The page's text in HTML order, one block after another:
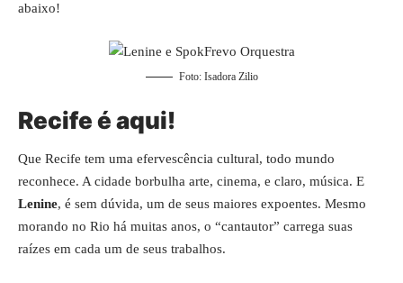
abaixo!
Foto: Isadora Zilio
Recife é aqui!
Que Recife tem uma efervescência cultural, todo mundo
reconhece. A cidade borbulha arte, cinema, e claro, música. E
Lenine, é sem dúvida, um de seus maiores expoentes. Mesmo
morando no Rio há muitas anos, o “cantautor” carrega suas
raízes em cada um de seus trabalhos.